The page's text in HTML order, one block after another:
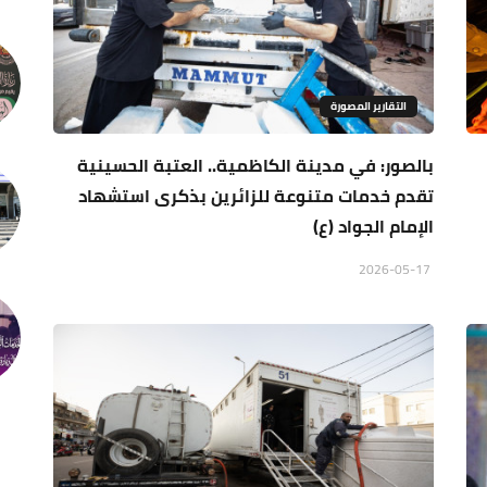
التقارير المصورة
بالصور: في مدينة الكاظمية.. العتبة الحسينية
تقدم خدمات متنوعة للزائرين بذكرى استشهاد
الإمام الجواد (ع)